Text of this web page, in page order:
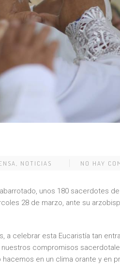
NOTICIAS NO HAY
unos 180 sacerdotes
28 de marzo, ante su
a celebrar esta Eucaristía tan
compromisos
en un clima orante y en